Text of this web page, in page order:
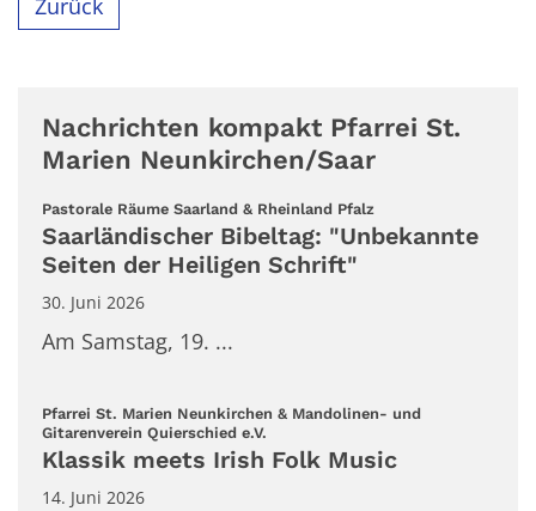
Nachrichten kompakt Pfarrei St.
Marien Neunkirchen/Saar
Pastorale Räume Saarland & Rheinland Pfalz
Saarländischer Bibeltag: "Unbekannte
Seiten der Heiligen Schrift"
30. Juni 2026
Am Samstag, 19. ...
Pfarrei St. Marien Neunkirchen & Mandolinen- und
Gitarenverein Quierschied e.V.
Klassik meets Irish Folk Music
14. Juni 2026